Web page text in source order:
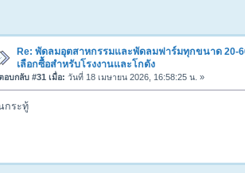
Re: พัดลมอุตสาหกรรมและพัดลมฟาร์มทุกขนาด 20-
เลือกซื้อสำหรับโรงงานและโกดัง
อบกลับ #31 เมื่อ: วันที่ 18 เมษายน 2026, 16:58:25 น. »
กระทู้